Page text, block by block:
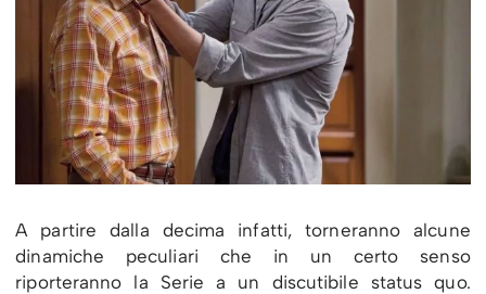
A partire dalla decima infatti, torneranno alcune
dinamiche peculiari che in un certo senso
riporteranno la Serie a un discutibile status quo.